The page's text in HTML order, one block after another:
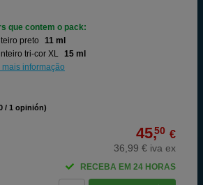
que contem o pack:
preto
11 ml
tri-cor XL 15 ml
informação
/ 1 opinión)
45,50 €
36,99 € iva ex
RECEBA EM 24 HORAS